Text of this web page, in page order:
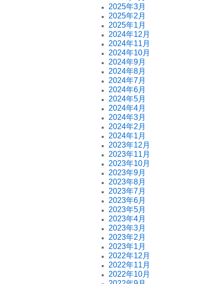
2025年3月
2025年2月
2025年1月
2024年12月
2024年11月
2024年10月
2024年9月
2024年8月
2024年7月
2024年6月
2024年5月
2024年4月
2024年3月
2024年2月
2024年1月
2023年12月
2023年11月
2023年10月
2023年9月
2023年8月
2023年7月
2023年6月
2023年5月
2023年4月
2023年3月
2023年2月
2023年1月
2022年12月
2022年11月
2022年10月